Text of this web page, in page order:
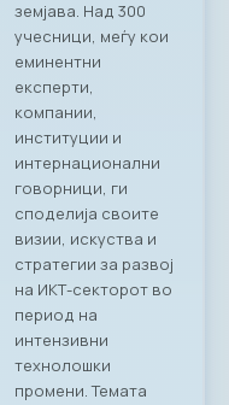
деловен бранч под
името „CONNECT &
TASTE“. Настанот
послужи како
платформа за
директно
поврзување на
лидерите од ИКТ
индустријата со
цел градење нови
партнерства и
истражување на
можности за
соработка во
опуштена, но
професионална